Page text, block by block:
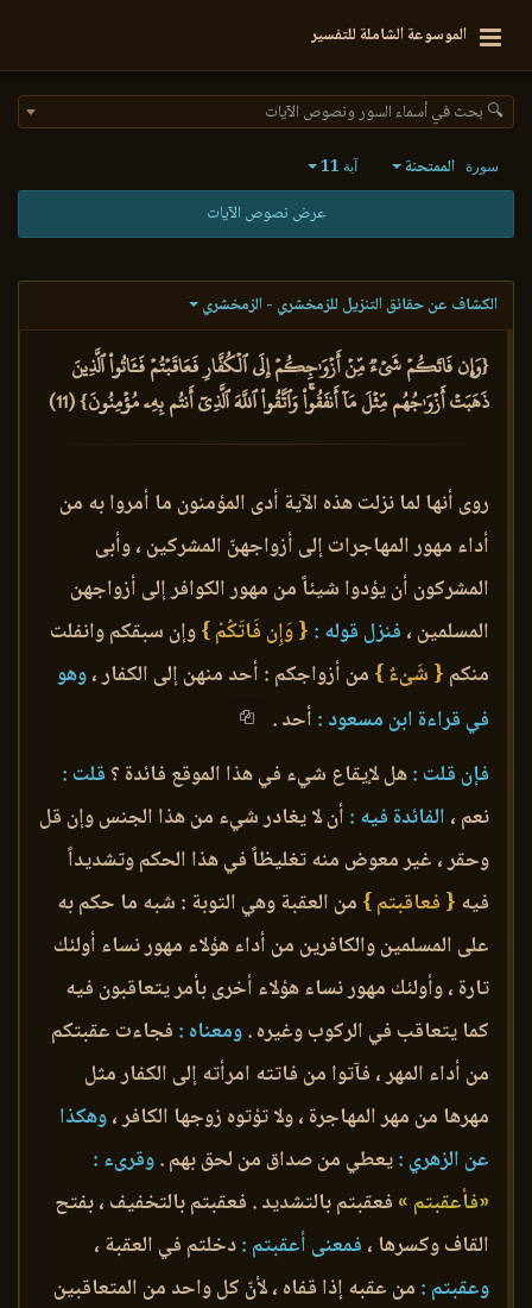
الموسوعة الشاملة للتفسير
🔍 بحث في أسماء السور ونصوص الآيات
سورة الممتحنة آية 11
عرض نصوص الآيات
الكشاف عن حقائق التنزيل للزمخشري - الزمخشري
{وَإِن فَاتَكُمۡ شَيۡءٞ مِّنۡ أَزۡوَٰجِكُمۡ إِلَى ٱلۡكُفَّارِ فَعَاقَبۡتُمۡ فَـَٔاتُواْ ٱلَّذِينَ
ذَهَبَتۡ أَزۡوَٰجُهُم مِّثۡلَ مَآ أَنفَقُواْۚ وَٱتَّقُواْ ٱللَّهَ ٱلَّذِيٓ أَنتُم بِهِۦ مُؤۡمِنُونَ} (11)
روى أنها لما نزلت هذه الآية أدى المؤمنون ما أمروا به من
أداء مهور المهاجرات إلى أزواجهنّ المشركين ، وأبى
المشركون أن يؤدوا شيئاً من مهور الكوافر إلى أزواجهن
المسلمين ، فنزل قوله : { وَإِن فَاتَكُمْ }وإن سبقكم وانفلت
منكم { شَىْءٌ } من أزواجكم : أحد منهن إلى الكفار ،وهو
في قراءة ابن مسعود : أحد .
فإن قلت :هل لإيقاع شيء في هذا الموقع فائدة ؟ قلت :
نعم ، الفائدة فيه : أن لا يغادر شيء من هذا الجنس وإن قل
وحقر ، غير معوض منه تغليظاً في هذا الحكم وتشديداً
فيه { فعاقبتم } من العقبة وهي التوبة : شبه ما حكم به
على المسلمين والكافرين من أداء هؤلاء مهور نساء أولئك
تارة ، وأولئك مهور نساء هؤلاء أخرى بأمر يتعاقبون فيه
كما يتعاقب في الركوب وغيره .ومعناه : فجاءت عقبتكم
من أداء المهر ، فآتوا من فاتته امرأته إلى الكفار مثل
مهرها من مهر المهاجرة ، ولا تؤتوه زوجها الكافر ،وهكذا
عن الزهري :يعطي من صداق من لحق بهم .وقرىء :
«فأعقبتم » فعقبتم بالتشديد . فعقبتم بالتخفيف ، بفتح
القاف وكسرها ، فمعنى أعقبتم :دخلتم في العقبة ،
وعقبتم : من عقبه إذا قفاه ، لأنّ كل واحد من المتعاقبين